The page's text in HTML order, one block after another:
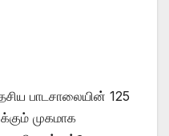
பாடசாலையின் 125
முகமாக